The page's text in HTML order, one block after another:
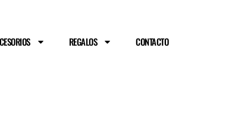
REGALOS CONTACTO